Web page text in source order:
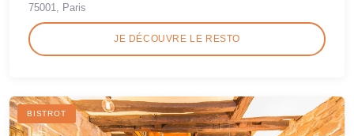
75001, Paris
JE DÉCOUVRE LE RESTO
BISTROT